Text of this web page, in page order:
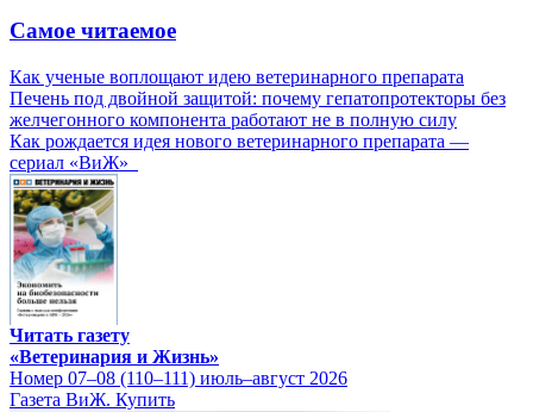
Самое читаемое
Как ученые воплощают идею ветеринарного препарата
Печень под двойной защитой: почему гепатопротекторы без
желчегонного компонента работают не в полную силу
Как рождается идея нового ветеринарного препарата —
сериал «ВиЖ»
Читать газету
«Ветеринария и Жизнь»
Номер 07–08 (110–111) июль–август 2026
Газета ВиЖ. Купить